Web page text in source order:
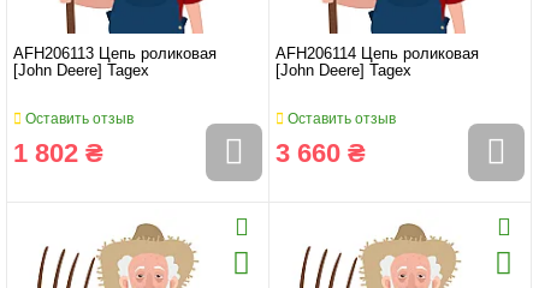
AFH206113 Цепь роликовая
[John Deere] Tagex
Оставить отзыв
1 802 ₴
AFH206114 Цепь роликовая
[John Deere] Tagex
Оставить отзыв
3 660 ₴